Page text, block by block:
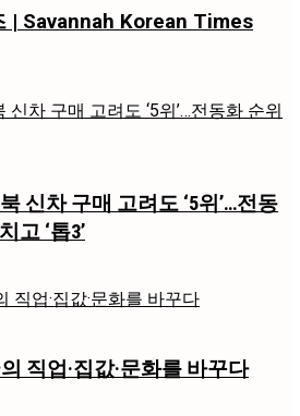
| Savannah Korean Times
신차 구매 고려도 ‘5위’…전동
고 ‘톱3’
직업·집값·문화를 바꾸다